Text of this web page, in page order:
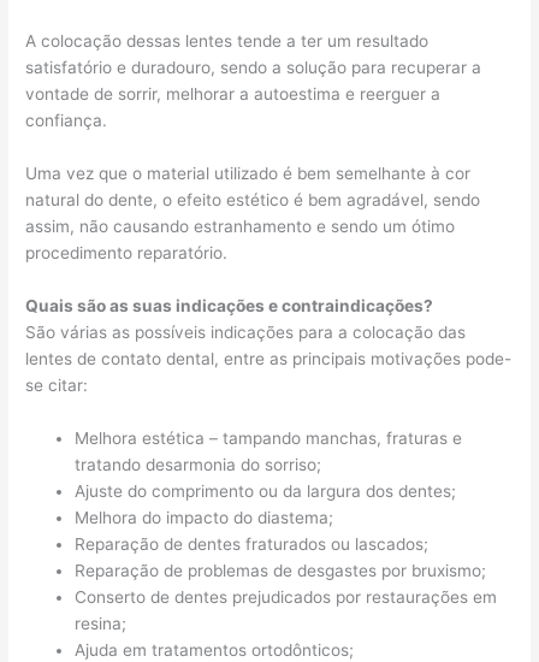
A colocação dessas lentes tende a ter um resultado
satisfatório e duradouro, sendo a solução para recuperar a
vontade de sorrir, melhorar a autoestima e reerguer a
confiança.
Uma vez que o material utilizado é bem semelhante à cor
natural do dente, o efeito estético é bem agradável, sendo
assim, não causando estranhamento e sendo um ótimo
procedimento reparatório.
Quais são as suas indicações e contraindicações?
São várias as possíveis indicações para a colocação das
lentes de contato dental, entre as principais motivações pode-
se citar:
Melhora estética – tampando manchas, fraturas e
tratando desarmonia do sorriso;
Ajuste do comprimento ou da largura dos dentes;
Melhora do impacto do diastema;
Reparação de dentes fraturados ou lascados;
Reparação de problemas de desgastes por bruxismo;
Conserto de dentes prejudicados por restaurações em
resina;
Ajuda em tratamentos ortodônticos;